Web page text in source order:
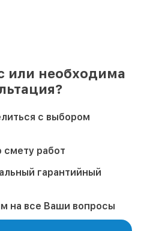
или необходима
с выбором
смету работ
гарантийный
на все Ваши вопросы